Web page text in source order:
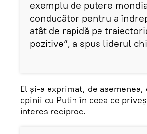
exemplu de putere
conducător pentru a
atât de rapidă pe
pozitive”, a spus liderul
El și-a exprimat, de
opinii cu Putin în ceea ce
interes reciproc.